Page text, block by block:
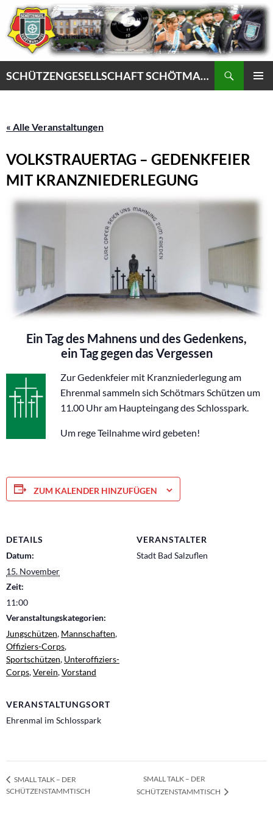
Zum
Inhalt
springen
SCHÜTZENGESELLSCHAFT SCHÖTMAR VON 1732 e.V.
« Alle Veranstaltungen
VOLKSTRAUERTAG – GEDENKFEIER
MIT KRANZNIEDERLEGUNG
15. November @ 11:00
Ein Tag des Mahnens und des Gedenkens,
ein Tag gegen das Vergessen
Zur Gedenkfeier mit Kranzniederlegung am
Ehrenmal sammeln sich Schötmars Schützen um
11.00 Uhr am Haupteingang des Schlosspark.
Um rege Teilnahme wird gebeten!
ZUM KALENDER HINZUFÜGEN
DETAILS
Datum:
15. November
Zeit:
11:00
Veranstaltungskategorien:
Jungschützen, Mannschaften,
Offiziers-Corps,
Sportschützen, Unteroffiziers-
Corps,Verein,Vorstand
VERANSTALTER
Stadt Bad Salzuflen
VERANSTALTUNGSORT
Ehrenmal im Schlosspark
SMALL TALK – DER
SCHÜTZENSTAMMTISCH
SMALL TALK – DER
SCHÜTZENSTAMMTISCH